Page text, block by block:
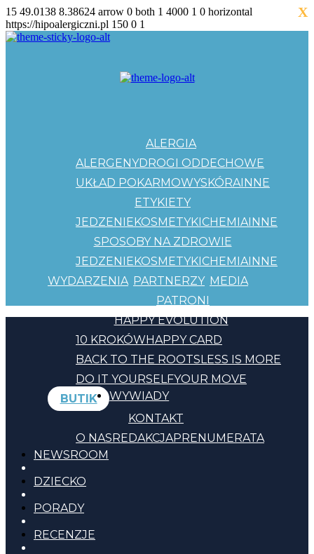
15 49.0138 8.38624 arrow 0 both 1 4000 1 0 horizontal
https://hipoalergiczni.pl 150 0 1
ALERGIA
ALERGENYDROGI ODDECHOWE
UKŁAD POKARMOWYSKÓRAINNE
ETYKIETY
JEDZENIEKOSMETYKICHEMIAINNE
SPOSOBY NA ZDROWIE
JEDZENIEKOSMETYKICHEMIAINNE
WYDARZENIA PARTNERZY
PATRONI
MEDIA
HAPPY EVOLUTION
10 KROKÓWHAPPY CARD
BACK TO THE ROOTSLESS IS MORE
DO IT YOURSELFYOUR MOVE
BUTIK
KONTAKT
O NASREDAKCJAPRENUMERATA
WYWIADY
NEWSROOM
DZIECKO
PORADY
RECENZJE
X